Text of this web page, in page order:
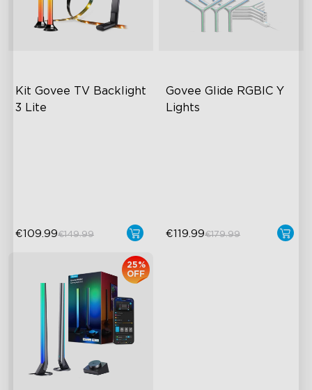
Kit Govee TV Backlight
3 Lite
€109.99€149.99
Govee Glide RGBIC Y
Lights
€119.99€179.99
25%
OFF